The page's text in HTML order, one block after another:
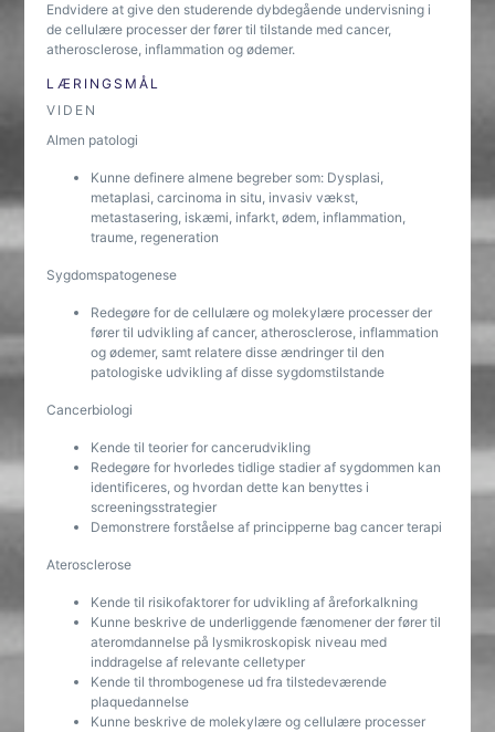
Endvidere at give den studerende dybdegående undervisning i
de cellulære processer der fører til tilstande med cancer,
atherosclerose, inflammation og ødemer.
LÆRINGSMÅL
VIDEN
Almen patologi
Kunne definere almene begreber som: Dysplasi,
metaplasi, carcinoma in situ, invasiv vækst,
metastasering, iskæmi, infarkt, ødem, inflammation,
traume, regeneration
Sygdomspatogenese
Redegøre for de cellulære og molekylære processer der
fører til udvikling af cancer, atherosclerose, inflammation
og ødemer, samt relatere disse ændringer til den
patologiske udvikling af disse sygdomstilstande
Cancerbiologi
Kende til teorier for cancerudvikling
Redegøre for hvorledes tidlige stadier af sygdommen kan
identificeres, og hvordan dette kan benyttes i
screeningsstrategier
Demonstrere forståelse af principperne bag cancer terapi
Aterosclerose
Kende til risikofaktorer for udvikling af åreforkalkning
Kunne beskrive de underliggende fænomener der fører til
ateromdannelse på lysmikroskopisk niveau med
inddragelse af relevante celletyper
Kende til thrombogenese ud fra tilstedeværende
plaquedannelse
Kunne beskrive de molekylære og cellulære processer